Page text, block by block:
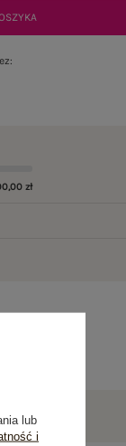
zł
lub
i